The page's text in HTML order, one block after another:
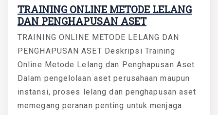
TRAINING ONLINE METODE LELANG
DAN PENGHAPUSAN ASET
TRAINING ONLINE METODE LELANG DAN
PENGHAPUSAN ASET Deskripsi Training
Online Metode Lelang dan Penghapusan Aset
Dalam pengelolaan aset perusahaan maupun
instansi, proses lelang dan penghapusan aset
memegang peranan penting untuk menjaga